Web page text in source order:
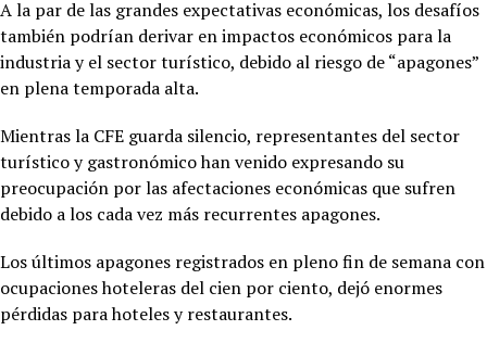
A la par de las grandes expectativas económicas, los desafíos
también podrían derivar en impactos económicos para la
industria y el sector turístico, debido al riesgo de “apagones”
en plena temporada alta.
Mientras la CFE guarda silencio, representantes del sector
turístico y gastronómico han venido expresando su
preocupación por las afectaciones económicas que sufren
debido a los cada vez más recurrentes apagones.
Los últimos apagones registrados en pleno fin de semana con
ocupaciones hoteleras del cien por ciento, dejó enormes
pérdidas para hoteles y restaurantes.